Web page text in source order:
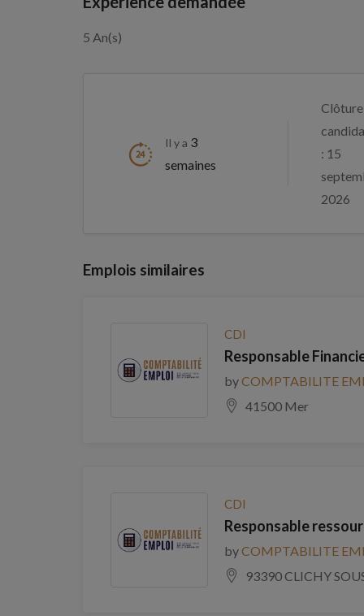
5 An(s)
Il y a 3
semaines
: 15
2026
Emplois similaires
CDI
Responsable
byCOMPTABILITE
41500 Mer
CDI
Responsable
byCOMPTABILITE
93390 CLICHY